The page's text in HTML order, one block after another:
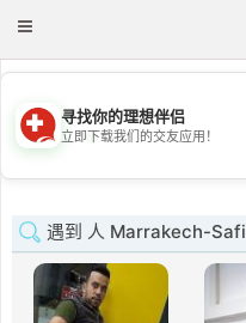
Toggle
💖
💕
寻找你的理想伴侣
立即下载我们的交友应用！
遇到 人 Marrakech-Safi